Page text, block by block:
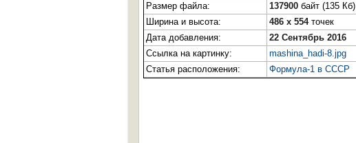
Размер файла:
137900 байт (135 Кб)
Ширина и высота:
486 x 554точек
Дата добавления:
22 Сентябрь 2016
Ссылка на картинку:
mashina_hadi-8.jpg
Статья расположения:
Формула-1 в СССР